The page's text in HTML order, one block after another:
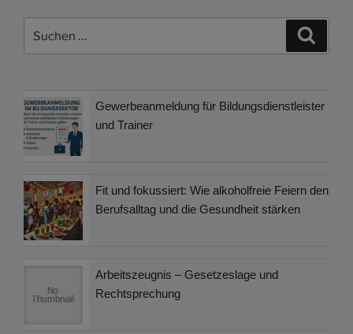
nach:
Gewerbeanmeldung für Bildungsdienstleister
und Trainer
Fit und fokussiert: Wie alkoholfreie Feiern den
Berufsalltag und die Gesundheit stärken
Arbeitszeugnis – Gesetzeslage und
Rechtsprechung